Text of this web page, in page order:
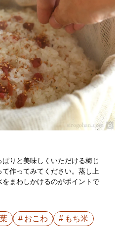
りと美味しくいただける梅じ
作ってみてください。蒸し上
まわしかけるのがポイントで
おこわ もち米